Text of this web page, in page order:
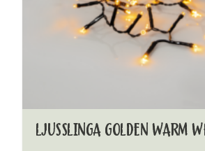
LJUSSLINGA GOLDEN WARM